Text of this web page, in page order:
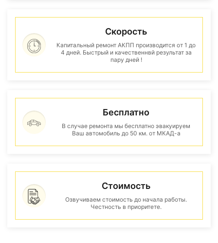
Скорость
Капитальный ремонт АКПП производится от 1 до
4 дней. Быстрый и качественнвй результат за
пару дней !
Бесплатно
В случае ремонта мы бесплатно эвакуируем
Ваш автомобиль до 50 км. от МКАД-а
Стоимость
Озвучиваем стоимость до начала работы.
Честность в приоритете.